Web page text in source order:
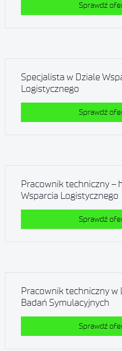
Sprawdź
Specjalista w Dziale
Logistycznego
Sprawdź
Pracownik techniczny –
Wsparcia Logistycznego
Sprawdź
Pracownik techniczny w
Badań Symulacyjnych
Sprawdź